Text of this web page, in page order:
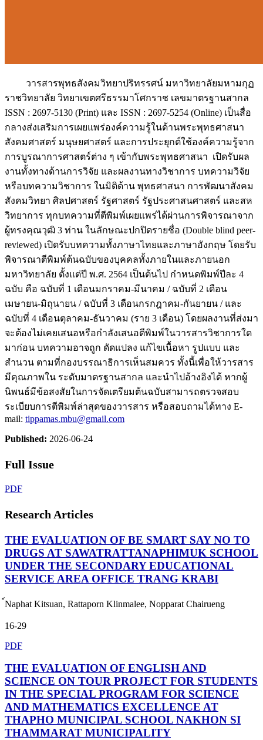
วารสารพุทธสังคมวิทยาปริทรรศน์ มหาวิทยาลัยมหามกุฏ
ราชวิทยาลัย วิทยาเขตศรีธรรมาโศกราช เลขมาตรฐานสากล
ISSN : 2697-5130 (Print) และ ISSN : 2697-5254 (Online) เป็นสื่อ
กลางส่งเสริมการเผยแพร่องค์ความรู้ในด้านพระพุทธศาสนา
สังคมศาสตร์ มนุษยศาสตร์ และการประยุกต์ใช้องค์ความรู้จาก
การบูรณาการศาสตร์ต่าง ๆ เข้ากับพระพุทธศาสนา เปิดรับผล
งานทั้งทางด้านการวิจัย และผลงานทางวิชาการ บทความวิจัย
หรือบทความวิชาการ ในมิติด้าน พุทธศาสนา การพัฒนาสังคม
สังคมวิทยา ศิลปศาสตร์ รัฐศาสตร์ รัฐประศาสนศาสตร์ และสห
วิทยาการ ทุกบทความที่ตีพิมพ์เผยแพร่ได้ผ่านการพิจารณาจาก
ผู้ทรงคุณวุฒิ 3 ท่าน ในลักษณะปกปิดรายชื่อ (Double blind peer-
reviewed) เปิดรับบทความทั้งภาษาไทยและภาษาอังกฤษ โดยรับ
พิจารณาตีพิมพ์ต้นฉบับของบุคคลทั้งภายในและภายนอก
มหาวิทยาลัย ตั้งแต่ปี พ.ศ. 2564 เป็นต้นไป กำหนดพิมพ์ปีละ 4
ฉบับ คือ ฉบับที่ 1 เดือนมกราคม-มีนาคม / ฉบับที่ 2 เดือน
เมษายน-มิถุนายน / ฉบับที่ 3 เดือนกรกฎาคม-กันยายน / และ
ฉบับที่ 4 เดือนตุลาคม-ธันวาคม (ราย 3 เดือน) โดยผลงานที่ส่งมา
จะต้องไม่เคยเสนอหรือกำลังเสนอตีพิมพ์ในวารสารวิชาการใด
มาก่อน บทความอาจถูก ดัดแปลง แก้ไขเนื้อหา รูปแบบ และ
สำนวน ตามที่กองบรรณาธิการเห็นสมควร ทั้งนี้เพื่อให้วารสาร
มีคุณภาพใน ระดับมาตรฐานสากล และนำไปอ้างอิงได้ หากผู้
นิพนธ์มีข้อสงสัยในการจัดเตรียมต้นฉบับสามารถตรวจสอบ
ระเบียบการตีพิมพ์ล่าสุดของวารสาร หรือสอบถามได้ทาง E-
mail: tippamas.mbu@gmail.com
Published: 2026-06-24
Full Issue
PDF
Research Articles
THE EVALUATION OF BE SMART SAY NO TO
DRUGS AT SAWATRATTANAPHIMUK SCHOOL
UNDER THE SECONDARY EDUCATIONAL
SERVICE AREA OFFICE TRANG KRABI
์Naphat Kitsuan, Rattaporn Klinmalee, Nopparat Chairueng
16-29
PDF
THE EVALUATION OF ENGLISH AND
SCIENCE ON TOUR PROJECT FOR STUDENTS
IN THE SPECIAL PROGRAM FOR SCIENCE
AND MATHEMATICS EXCELLENCE AT
THAPHO MUNICIPAL SCHOOL NAKHON SI
THAMMARAT MUNICIPALITY